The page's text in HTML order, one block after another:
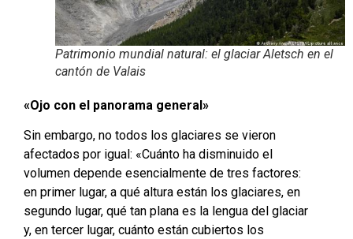
Patrimonio mundial natural: el glaciar Aletsch en el
cantón de Valais
«Ojo con el panorama general»
Sin embargo, no todos los glaciares se vieron
afectados por igual: «Cuánto ha disminuido el
volumen depende esencialmente de tres factores:
en primer lugar, a qué altura están los glaciares, en
segundo lugar, qué tan plana es la lengua del glaciar
y, en tercer lugar, cuánto están cubiertos los